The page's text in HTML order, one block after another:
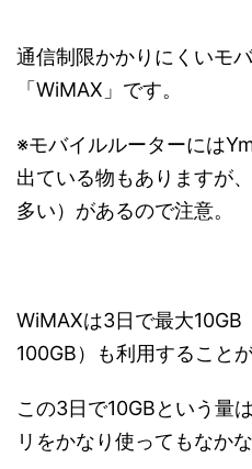
通信制限かかりにくいモ
「WiMAX」です。
※モバイルルーターには
出ている物もありますが
多い）があるので注意。
WiMAXは3日で最大10GB
100GB）も利用すること
この3日で10GBという量
リをかなり使ってもなか